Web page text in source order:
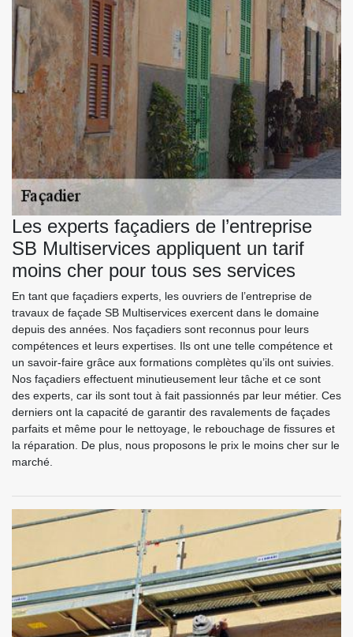
Les experts façadiers de l’entreprise
SB Multiservices appliquent un tarif
moins cher pour tous ses services
En tant que façadiers experts, les ouvriers de l’entreprise de
travaux de façade SB Multiservices exercent dans le domaine
depuis des années. Nos façadiers sont reconnus pour leurs
compétences et leurs expertises. Ils ont une telle compétence et
un savoir-faire grâce aux formations complètes qu’ils ont suivies.
Nos façadiers effectuent minutieusement leur tâche et ce sont
des experts, car ils sont tout à fait passionnés par leur métier. Ces
derniers ont la capacité de garantir des ravalements de façades
parfaits et même pour le nettoyage, le rebouchage de fissures et
la réparation. De plus, nous proposons le prix le moins cher sur le
marché.